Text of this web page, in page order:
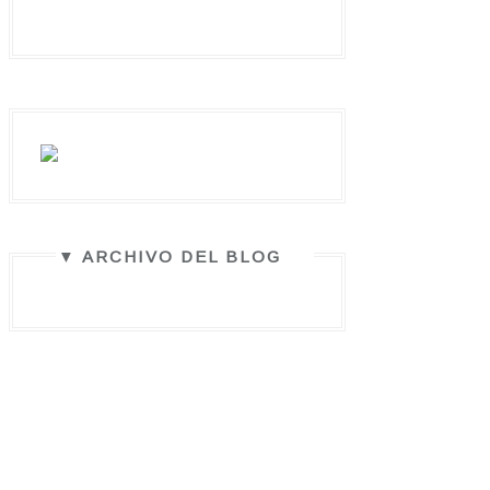
▼ ARCHIVO DEL BLOG